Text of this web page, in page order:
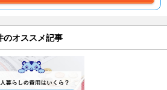
のオススメ記事